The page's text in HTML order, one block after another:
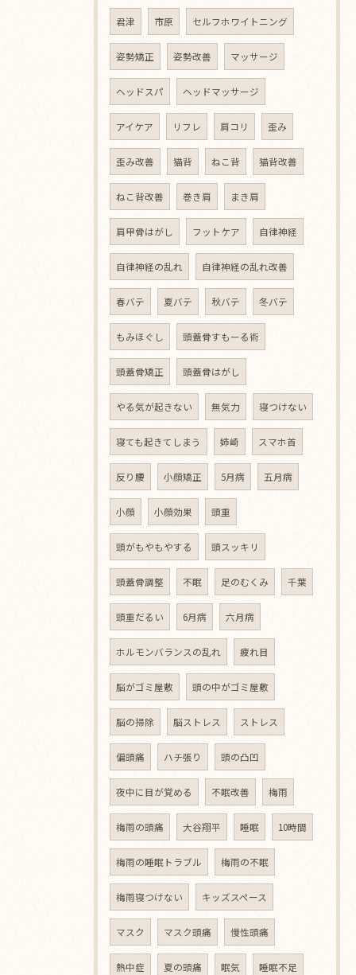
君津 市原 セルフホワイトニング
姿勢矯正 姿勢改善 マッサージ
ヘッドスパ ヘッドマッサージ
アイケア リフレ 肩コリ 歪み
歪み改善 猫背 ねこ背 猫背改善
ねこ背改善 巻き肩 まき肩
肩甲骨はがし フットケア 自律神経
自律神経の乱れ 自律神経の乱れ改善
春バテ 夏バテ 秋バテ 冬バテ
もみほぐし 頭蓋骨すもーる術
頭蓋骨矯正 頭蓋骨はがし
やる気が起きない 無気力 寝つけない
寝ても起きてしまう 姉崎 スマホ首
反り腰 小顔矯正 5月病 五月病
小顔 小顔効果 頭重
頭がもやもやする 頭スッキリ
頭蓋骨調整 不眠 足のむくみ 千葉
頭重だるい 6月病 六月病
ホルモンバランスの乱れ 疲れ目
脳がゴミ屋敷 頭の中がゴミ屋敷
脳の掃除 脳ストレス ストレス
偏頭痛 ハチ張り 頭の凸凹
夜中に目が覚める 不眠改善 梅雨
梅雨の頭痛 大谷翔平 睡眠 10時間
梅雨の睡眠トラブル 梅雨の不眠
梅雨寝つけない キッズスペース
マスク マスク頭痛 慢性頭痛
熱中症 夏の頭痛 眠気 睡眠不足